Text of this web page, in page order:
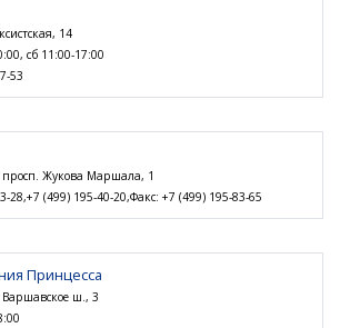
14
сб 11:00-17:00
53
просп. Жукова Маршала, 1
28,+7 (499) 195-40-20,Факс: +7 (499) 195-83-65
Принцесса
ш., 3